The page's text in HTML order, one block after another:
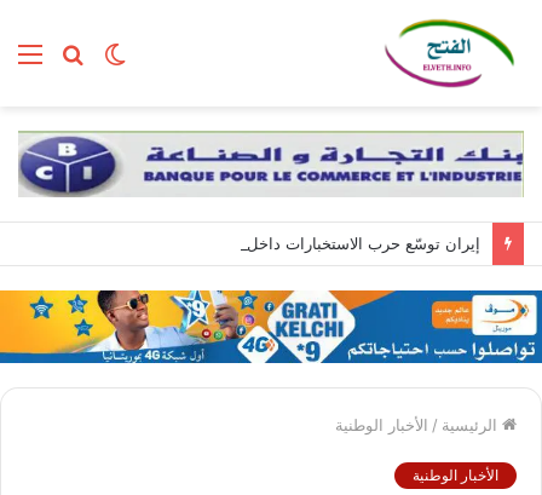
بحث الوضع
الرئيسية / الأخبار الوطنية
الأخبار الوطنية